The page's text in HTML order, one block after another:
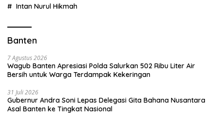
Intan Nurul Hikmah
Banten
7 Agustus 2026
Wagub Banten Apresiasi Polda Salurkan 502 Ribu Liter Air
Bersih untuk Warga Terdampak Kekeringan
31 Juli 2026
Gubernur Andra Soni Lepas Delegasi Gita Bahana Nusantara
Asal Banten ke Tingkat Nasional